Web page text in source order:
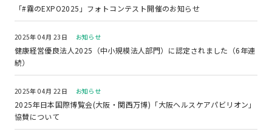
「#霧のEXPO2025」フォトコンテスト開催のお知らせ
2025年 04月 23日 お知らせ
健康経営優良法人2025（中小規模法人部門）に認定されました（6年連
続）
2025年 04月 22日 お知らせ
2025年日本国際博覧会(大阪・関西万博)「大阪ヘルスケアパビリオン」
協賛について